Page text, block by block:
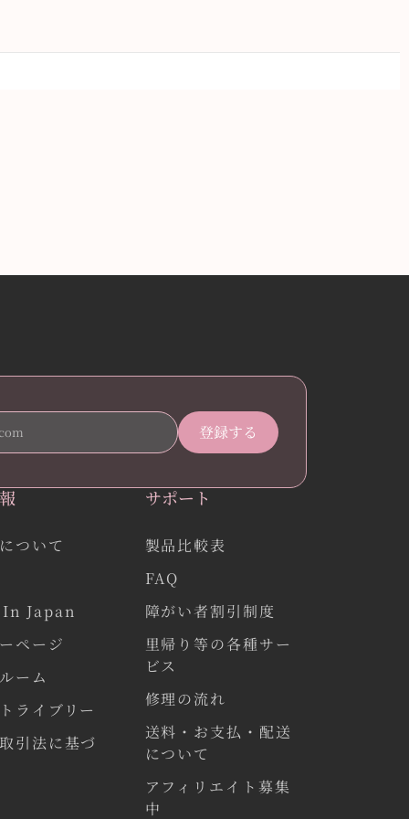
ついて
Japan
ページ
ーム
ライブリー
引法に基づ
サポート
製品比較表
FAQ
障がい者割引制度
里帰り等の各種サー
ビス
修理の流れ
送料・お支払・配送
について
アフィリエイト募集
中